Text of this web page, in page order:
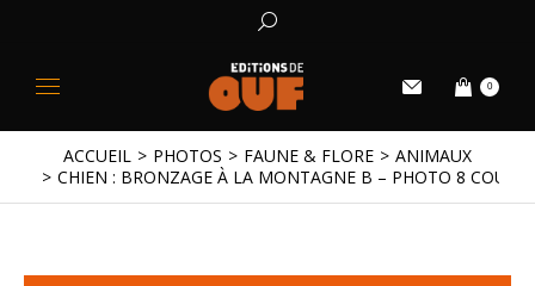
0
Vous êtes ici :
ACCUEIL PHOTOS FAUNE & FLORE
ANIMAUX
CHIEN : BRONZAGE À LA MONTAGNE B – PHOTO 8